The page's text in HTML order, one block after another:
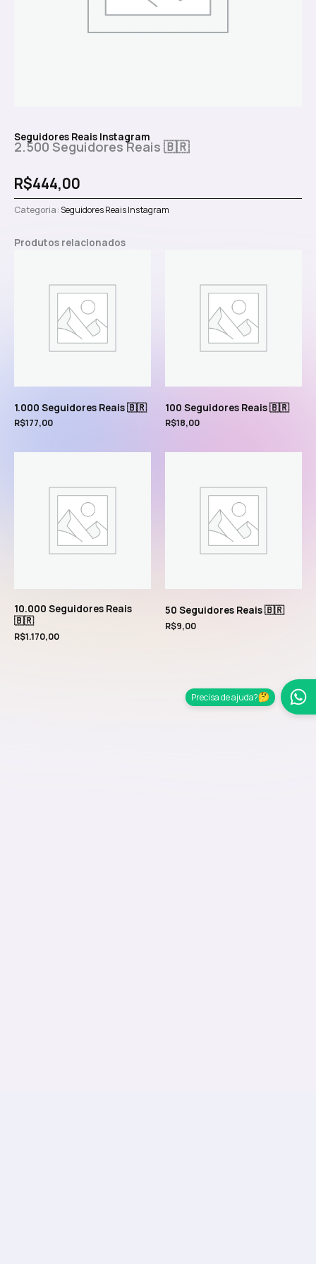
Seguidores Reais Instagram
2.500 Seguidores Reais 🇧🇷
R$444,00
Categoria:Seguidores Reais Instagram
Produtos relacionados
1.000 Seguidores Reais 🇧🇷
R$177,00
100 Seguidores Reais 🇧🇷
R$18,00
10.000 Seguidores Reais
🇧🇷
R$1.170,00
50 Seguidores Reais 🇧🇷
R$9,00
Precisa de ajuda?